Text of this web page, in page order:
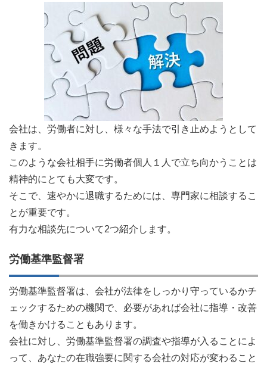
会社は、労働者に対し、様々な手法で引き止めようとして
きます。
このような会社相手に労働者個人１人で立ち向かうことは
精神的にとても大変です。
そこで、速やかに退職するためには、専門家に相談するこ
とが重要です。
有力な相談先について2つ紹介します。
労働基準監督署
労働基準監督署は、会社が法律をしっかり守っているかチ
ェックするための機関で、必要があれば会社に指導・改善
を働きかけることもあります。
会社に対し、労働基準監督署の調査や指導が入ることによ
って、あなたの在職強要に関する会社の対応が変わること